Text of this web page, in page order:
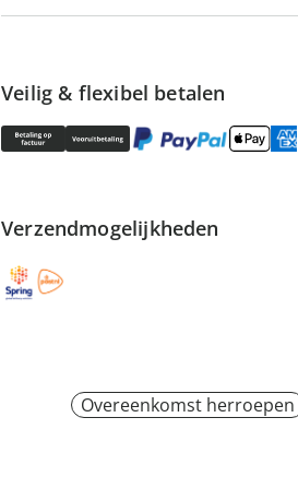
Veilig & flexibel betalen
Verzendmogelijkheden
Overeenkomst herroepen